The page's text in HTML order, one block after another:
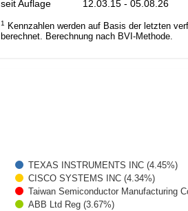
seit Auflage
12.03.15 - 05.08.26
1
Kennzahlen werden auf Basis der letzten
berechnet. Berechnung nach BVI-Methode.
TEXAS INSTRUMENTS INC (4.45%)
CISCO SYSTEMS INC (4.34%)
Taiwan Semiconductor Manufacturing
ABB Ltd Reg (3.67%)